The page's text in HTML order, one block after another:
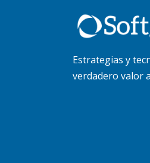
Estrategias y
verdadero valor